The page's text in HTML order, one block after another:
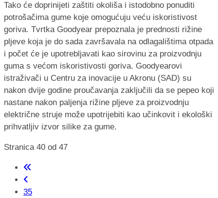
Tako će doprinijeti zaštiti okoliša i istodobno ponuditi
potrošačima gume koje omogućuju veću iskoristivost
goriva. Tvrtka Goodyear prepoznala je prednosti rižine
pljeve koja je do sada završavala na odlagalištima otpada
i počet će je upotrebljavati kao sirovinu za proizvodnju
guma s većom iskoristivosti goriva. Goodyearovi
istraživači u Centru za inovacije u Akronu (SAD) su
nakon dvije godine proučavanja zaključili da se pepeo koji
nastane nakon paljenja rižine pljeve za proizvodnju
električne struje može upotrijebiti kao učinkovit i ekološki
prihvatljiv izvor silike za gume.
Stranica 40 od 47
35